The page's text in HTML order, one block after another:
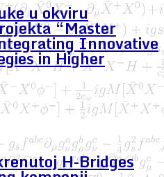
u okviru
“Master
Innovative
in Higher
H-Bridges